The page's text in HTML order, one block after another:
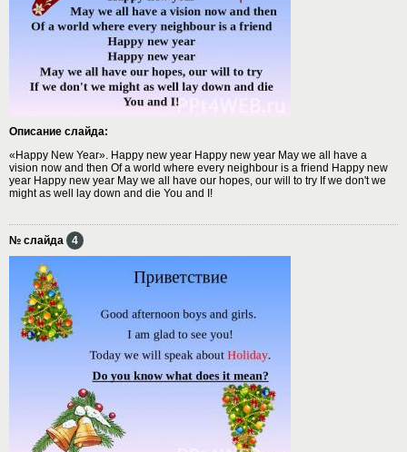
Описание слайда:
«Happy New Year». Happy new year Happy new year May we all have a
vision now and then Of a world where every neighbour is a friend Happy new
year Happy new year May we all have our hopes, our will to try If we don't we
might as well lay down and die You and I!
№ слайда 4